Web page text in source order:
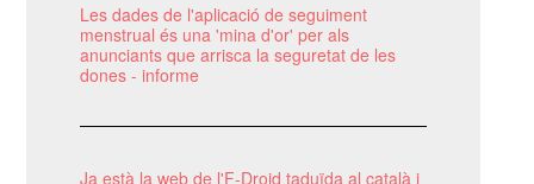
Les dades de l'aplicació de seguiment
menstrual és una 'mina d'or' per als
anunciants que arrisca la seguretat de les
dones - informe
Ja està la web de l'F-Droid taduïda al català i